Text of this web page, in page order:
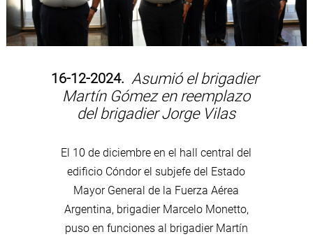
16-12-2024. Asumió el brigadier
Martín Gómez en reemplazo
del brigadier Jorge Vilas
El 10 de diciembre en el hall central del
edificio Cóndor el subjefe del Estado
Mayor General de la Fuerza Aérea
Argentina, brigadier Marcelo Monetto,
puso en funciones al brigadier Martín